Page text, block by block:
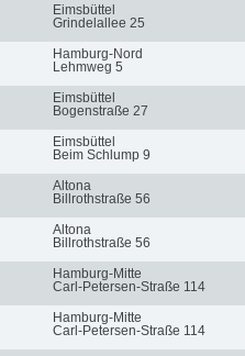
Eimsbüttel
Grindelallee 25
Hamburg-Nord
Lehmweg 5
Eimsbüttel
Bogenstraße 27
Eimsbüttel
Beim Schlump 9
Altona
Billrothstraße 56
Altona
Billrothstraße 56
Hamburg-Mitte
Carl-Petersen-Straße 114
Hamburg-Mitte
Carl-Petersen-Straße 114